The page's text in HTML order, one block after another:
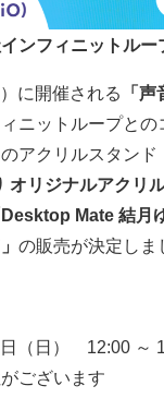
ンフィニットルー
に開催される 「
ニットループとの
アクリルスタンド
オリジナルアクリ
Desktop Mate 結月
の販売が決定しま
日（日） 12:00 ～
ございます